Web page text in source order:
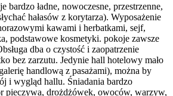
bardzo ładne, nowoczesne, przestrzenne,
hałasów z korytarza). Wyposażenie
kawami i herbatkami, sejf,
podstawowe kosmetyki. pokoje zawsze
dba o czystość i zaopatrzenie
bez zarzutu. Jedynie hall hotelowy mało
handlową z pasażami), można by
i wygląd hallu. Śniadania bardzo
pieczywa, drożdżówek, owoców, warzyw,